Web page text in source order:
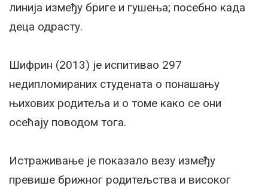
линија између бриге и гушења; посебно када
деца одрасту.
Шифрин (2013) је испитивао 297
недипломираних студената о понашању
њихових родитеља и о томе како се они
осећају поводом тога.
Истраживање је показало везу између
превише брижног родитељства и високог